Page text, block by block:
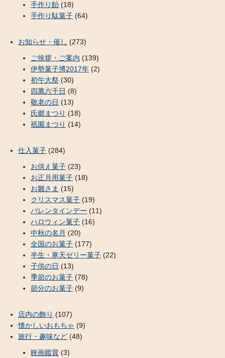
手作り飴 (18)
手作り駄菓子 (64)
お知らせ・催し (273)
ご挨拶・ご案内 (139)
伊勢菓子博2017年 (2)
初午大祭 (30)
四萬六千日 (8)
敬老の日 (13)
氏郷まつり (18)
祇園まつり (14)
仕入菓子 (284)
お供え菓子 (23)
お正月用菓子 (18)
お雛さま (15)
クリスマス菓子 (19)
バレンタインデー (11)
ハロウィン菓子 (16)
中秋の名月 (20)
全国のお菓子 (177)
半生・寒天ゼリー菓子 (22)
子供の日 (13)
季節のお菓子 (78)
節分のお菓子 (9)
店内の飾り (107)
懐かしいおもちゃ (9)
旅行・趣味など (48)
映画鑑賞 (3)